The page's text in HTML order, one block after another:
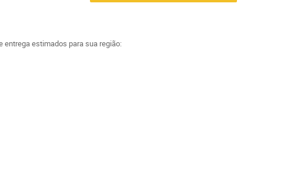
entrega estimados para sua região: